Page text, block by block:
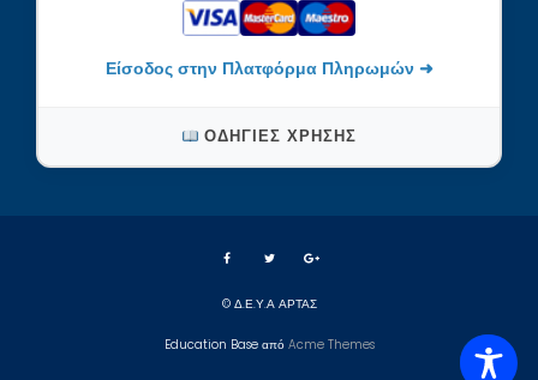
Είσοδος στην Πλατφόρμα Πληρωμών ➜
ΟΔΗΓΊΕΣ ΧΡΉΣΗΣ
© Δ.Ε.Υ.Α ΑΡΤΑΣ
Education Base από Acme Themes